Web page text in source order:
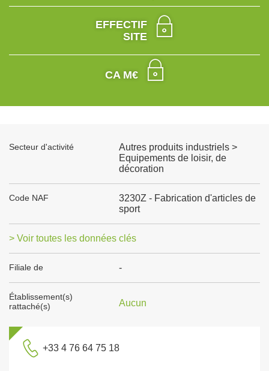
EFFECTIF
SITE
CA M€
Secteur d'activité
Autres produits industriels >
Equipements de loisir, de
décoration
Code NAF
3230Z - Fabrication d'articles de
sport
> Voir toutes les données clés
Filiale de -
Établissement(s)
rattaché(s)
Aucun
+33 4 76 64 75 18